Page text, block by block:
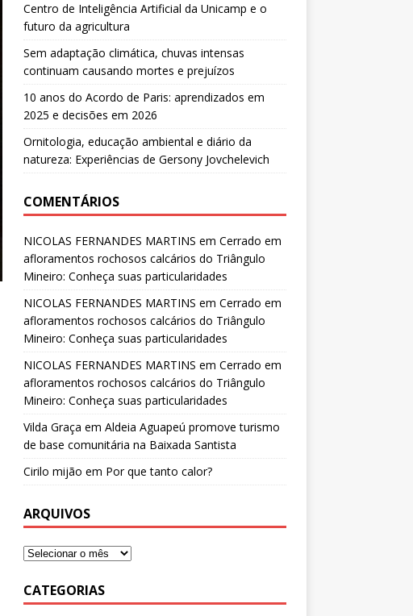
Centro de Inteligência Artificial da Unicamp e o
futuro da agricultura
Sem adaptação climática, chuvas intensas
continuam causando mortes e prejuízos
10 anos do Acordo de Paris: aprendizados em
2025 e decisões em 2026
Ornitologia, educação ambiental e diário da
natureza: Experiências de Gersony Jovchelevich
COMENTÁRIOS
NICOLAS FERNANDES MARTINS em Cerrado em
afloramentos rochosos calcários do Triângulo
Mineiro: Conheça suas particularidades
NICOLAS FERNANDES MARTINS em Cerrado em
afloramentos rochosos calcários do Triângulo
Mineiro: Conheça suas particularidades
NICOLAS FERNANDES MARTINS em Cerrado em
afloramentos rochosos calcários do Triângulo
Mineiro: Conheça suas particularidades
Vilda Graça em Aldeia Aguapeú promove turismo
de base comunitária na Baixada Santista
Cirilo mijão em Por que tanto calor?
ARQUIVOS
CATEGORIAS